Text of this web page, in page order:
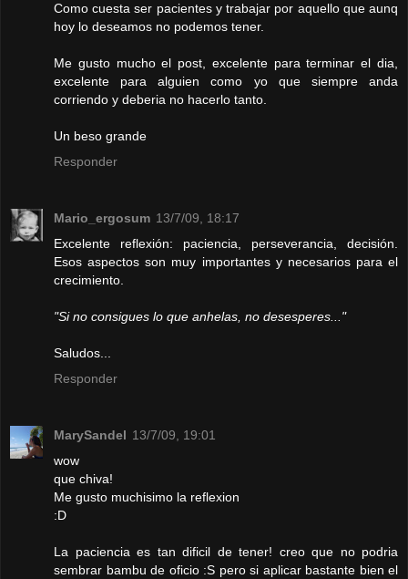
Como cuesta ser pacientes y trabajar por aquello que aunq
hoy lo deseamos no podemos tener.
Me gusto mucho el post, excelente para terminar el dia,
excelente para alguien como yo que siempre anda
corriendo y deberia no hacerlo tanto.
Un beso grande
Responder
Mario_ergosum 13/7/09, 18:17
Excelente reflexión: paciencia, perseverancia, decisión.
Esos aspectos son muy importantes y necesarios para el
crecimiento.
"Si no consigues lo que anhelas, no desesperes..."
Saludos...
Responder
MarySandel 13/7/09, 19:01
wow
que chiva!
Me gusto muchisimo la reflexion
:D
La paciencia es tan dificil de tener! creo que no podria
sembrar bambu de oficio :S pero si aplicar bastante bien el